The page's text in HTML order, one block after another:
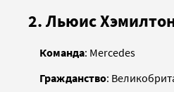
2. Льюис
Команда: Mercedes
Гражданство: